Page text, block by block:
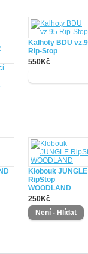
Kalhoty BDU
Rip-Stop
550Kč
Klobouk JUNGLE
RipStop
WOODLAND
250Kč